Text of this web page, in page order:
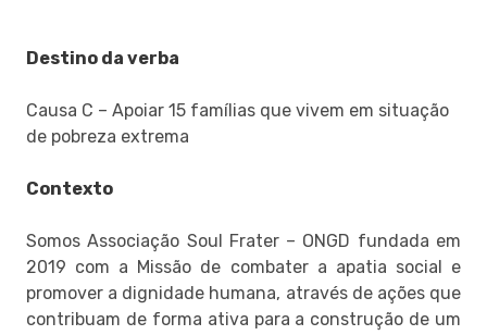
Destino da verba
Causa C – Apoiar 15 famílias que vivem em situação
de pobreza extrema
Contexto
Somos Associação Soul Frater – ONGD fundada em
2019 com a Missão de combater a apatia social e
promover a dignidade humana, através de ações que
contribuam de forma ativa para a construção de um